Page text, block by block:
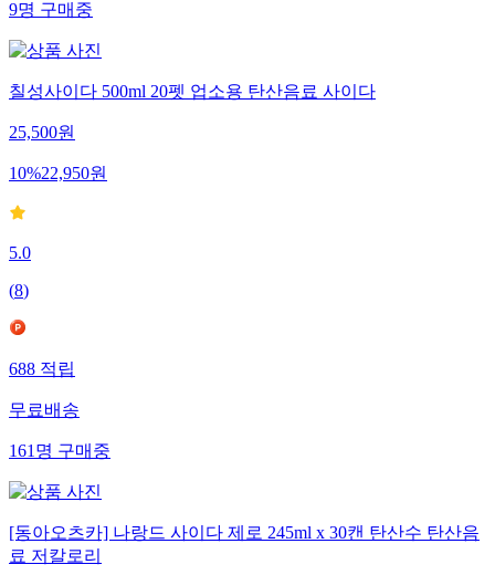
9명구매중
칠성사이다 500ml 20펫 업소용 탄산음료 사이다
25,500원
10%22,950원
5.0
(8)
688적립
무료배송
161명구매중
[동아오츠카] 나랑드 사이다 제로 245ml x 30캔 탄산수 탄산음
료 저칼로리